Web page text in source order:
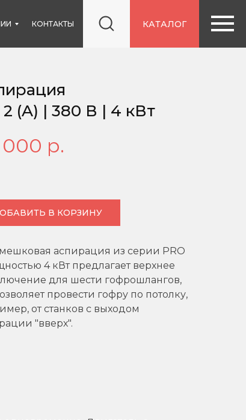
КОНТАКТЫ КАТАЛОГ
2 (A) | 380 В | 4 кВт
000 р.
В КОРЗИНУ
аспирация из серии PRO
4 кВт предлагает верхнее
для шести гофрошлангов,
провести гофру по потолку,
от станков с выходом
"вверх".